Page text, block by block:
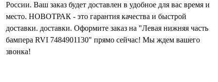
России. Ваш заказ будет доставлен в удобное для вас время и
место. НОВОТРАК - это гарантия качества и быстрой
доставки. доставки. Оформите заказ на "Левая нижняя часть
бампера RVI 7484901130" прямо сейчас! Мы ждем вашего
звонка!